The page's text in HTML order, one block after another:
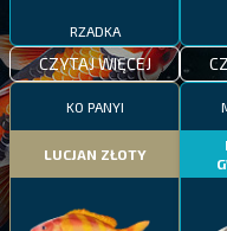
RZADKA
CZYTAJ WIĘCEJ
KO PANYI
LUCJAN ZŁOTY